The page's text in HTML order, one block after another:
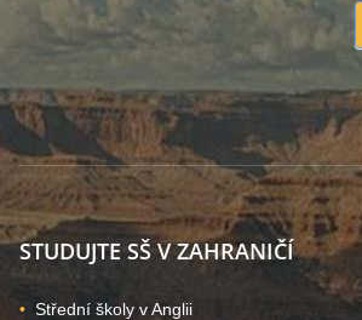
STUDUJTE SŠ V ZAHRANIČÍ
Střední školy v Anglii